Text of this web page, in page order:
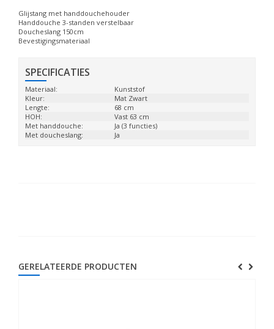
Glijstang met handdouchehouder
Handdouche 3-standen verstelbaar
Doucheslang 150cm
Bevestigingsmateriaal
SPECIFICATIES
Materiaal:
Kunststof
Kleur:
Mat Zwart
Lengte:
68 cm
HOH:
Vast 63 cm
Met handdouche:
Ja (3 functies)
Met doucheslang:
Ja
GERELATEERDE PRODUCTEN